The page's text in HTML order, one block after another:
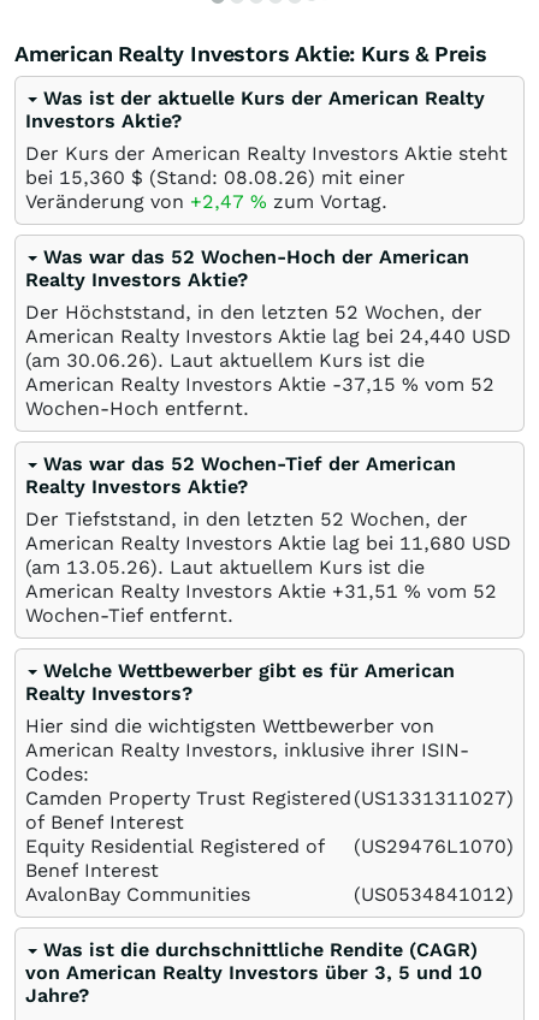
American Realty Investors Aktie: Kurs & Preis
Was ist der aktuelle Kurs der American Realty
Investors Aktie?
Der Kurs der American Realty Investors Aktie steht
bei 15,360 $ (Stand: 08.08.26) mit einer
Veränderung von +2,47 % zum Vortag.
Was war das 52 Wochen-Hoch der American
Realty Investors Aktie?
Der Höchststand, in den letzten 52 Wochen, der
American Realty Investors Aktie lag bei 24,440 USD
(am 30.06.26). Laut aktuellem Kurs ist die
American Realty Investors Aktie -37,15 % vom 52
Wochen-Hoch entfernt.
Was war das 52 Wochen-Tief der American
Realty Investors Aktie?
Der Tiefststand, in den letzten 52 Wochen, der
American Realty Investors Aktie lag bei 11,680 USD
(am 13.05.26). Laut aktuellem Kurs ist die
American Realty Investors Aktie +31,51 % vom 52
Wochen-Tief entfernt.
Welche Wettbewerber gibt es für American
Realty Investors?
Hier sind die wichtigsten Wettbewerber von
American Realty Investors, inklusive ihrer ISIN-
Codes:
Camden Property Trust Registered
of Benef Interest
(US1331311027)
Equity Residential Registered of
Benef Interest
(US29476L1070)
AvalonBay Communities (US0534841012)
Was ist die durchschnittliche Rendite (CAGR)
von American Realty Investors über 3, 5 und 10
Jahre?